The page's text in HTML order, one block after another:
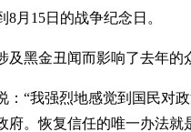
8月15日的战争纪念日。
及黑金丑闻而影响了去年
：“我强烈地感觉到国民对
府。恢复信任的唯一办法